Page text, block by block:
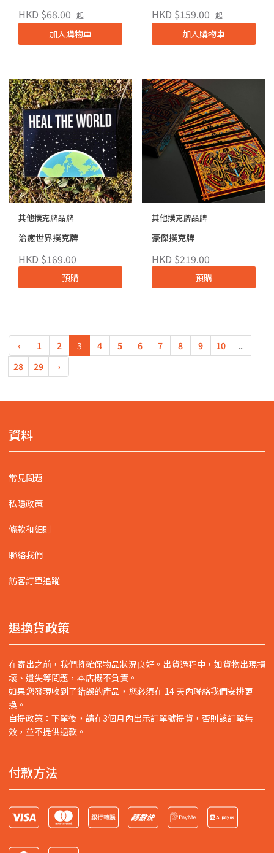
HKD $68.00 起
加入購物車
HKD $159.00 起
加入購物車
其他撲克牌品牌
治癒世界撲克牌
HKD $169.00
預購
其他撲克牌品牌
豪傑撲克牌
HKD $219.00
預購
‹ 1 2 3 4 5 6 7 8 9 10
...
28
29 ›
資料
常見問題
私隱政策
條款和細則
聯絡我們
訪客訂單追蹤
退換貨政策
在寄出之前，我們將確保物品狀況良好。出貨過程中，如貨物出現損
壞、遺失等問題，本店概不負責。
如果您發現收到了錯誤的產品，您必須在 14 天內聯絡我們安排更
換。
自提政策：下單後，請在3個月內出示訂單號提貨，否則該訂單無
效，並不提供退款。
付款方法